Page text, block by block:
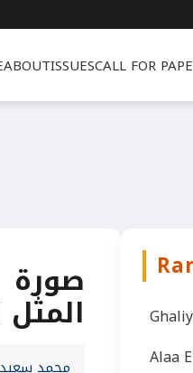
ABOUTISSUESCALL FOR
صورة
محمد Alaa